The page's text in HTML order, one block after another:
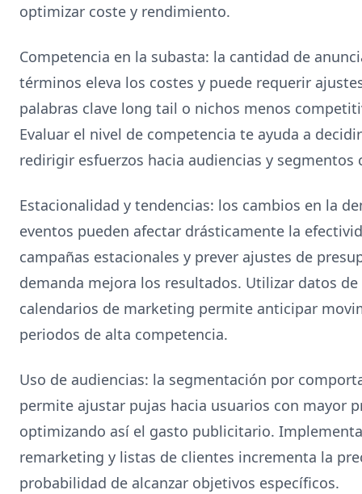
optimizar coste y rendimiento.
Competencia en la subasta: la cantidad de
términos eleva los costes y puede requerir
palabras clave long tail o nichos menos
Evaluar el nivel de competencia te ayuda a
redirigir esfuerzos hacia audiencias y
Estacionalidad y tendencias: los cambios en la
eventos pueden afectar drásticamente la
campañas estacionales y prever ajustes de
demanda mejora los resultados. Utilizar datos
calendarios de marketing permite anticipar
periodos de alta competencia.
Uso de audiencias: la segmentación por
permite ajustar pujas hacia usuarios con mayor
optimizando así el gasto publicitario.
remarketing y listas de clientes incrementa la
probabilidad de alcanzar objetivos específicos.